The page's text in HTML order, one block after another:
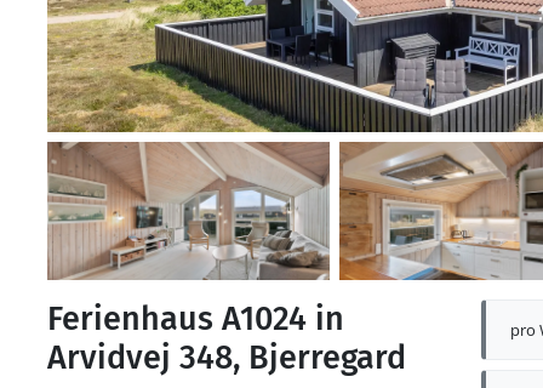
pro
Ferienhaus A1024 in
Arvidvej 348, Bjerregard